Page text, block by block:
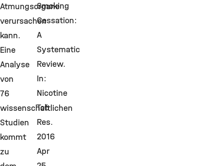
Atmungsorgane
verursachen
kann.
Eine
Analyse
von
76
wissenschaftlichen
Studien
kommt
zu
Smoking
Cessation:
A
Systematic
Review.
In:
Nicotine
Tob
Res.
2016
Apr